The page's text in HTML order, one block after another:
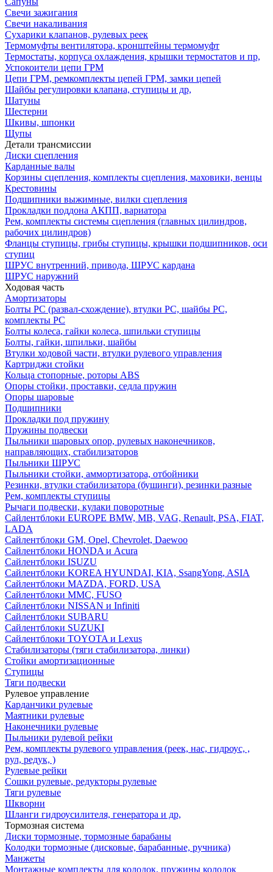
Свечи зажигания
Свечи накаливания
Сухарики клапанов, рулевых реек
Термомуфты вентилятора, кронштейны термомуфт
Термостаты, корпуса охлаждения, крышки термостатов и пр,
Успокоители цепи ГРМ
Цепи ГРМ, ремкомплекты цепей ГРМ, замки цепей
Шайбы регулировки клапана, ступицы и др,
Шатуны
Шестерни
Шкивы, шпонки
Щупы
Детали трансмиссии
Диски сцепления
Карданные валы
Корзины сцепления, комплекты сцепления, маховики, венцы
Крестовины
Подшипники выжимные, вилки сцепления
Прокладки поддона АКПП, вариатора
Рем, комплекты системы сцепления (главных цилиндров,
рабочих цилиндров)
Фланцы ступицы, грибы ступицы, крышки подшипников, оси
ступиц
ШРУС внутренний, привода, ШРУС кардана
ШРУС наружний
Ходовая часть
Амортизаторы
Болты РС (развал-схождение), втулки РС, шайбы РС,
комплекты РС
Болты колеса, гайки колеса, шпильки ступицы
Болты, гайки, шпильки, шайбы
Втулки ходовой части, втулки рулевого управления
Картриджи стойки
Кольца стопорные, роторы ABS
Опоры стойки, проставки, седла пружин
Опоры шаровые
Подшипники
Прокладки под пружину
Пружины подвески
Пыльники шаровых опор, рулевых наконечников,
направляющих, стабилизаторов
Пыльники ШРУС
Пыльники стойки, аммортизатора, отбойники
Резинки, втулки стабилизатора (бушинги), резинки разные
Рем, комплекты ступицы
Рычаги подвески, кулаки поворотные
Сайлентблоки EUROPE BMW, MB, VAG, Renault, PSA, FIAT,
LADA
Сайлентблоки GM, Opel, Chevrolet, Daewoo
Сайлентблоки HONDA и Acura
Сайлентблоки ISUZU
Сайлентблоки KOREA HYUNDAI, KIA, SsangYong, ASIA
Сайлентблоки MAZDA, FORD, USA
Сайлентблоки MMC, FUSO
Сайлентблоки NISSAN и Infiniti
Сайлентблоки SUBARU
Сайлентблоки SUZUKI
Сайлентблоки TOYOTA и Lexus
Стабилизаторы (тяги стабилизатора, линки)
Стойки амортизационные
Ступицы
Тяги подвески
Рулевое управление
Карданчики рулевые
Маятники рулевые
Наконечники рулевые
Пыльники рулевой рейки
Рем, комплекты рулевого управления (реек, нас, гидроус, ,
рул, редук, )
Рулевые рейки
Сошки рулевые, редукторы рулевые
Тяги рулевые
Шкворни
Шланги гидроусилителя, генератора и др,
Тормозная система
Диски тормозные, тормозные барабаны
Колодки тормозные (дисковые, барабанные, ручника)
Манжеты
Монтажные комплекты для колодок, пружины колодок